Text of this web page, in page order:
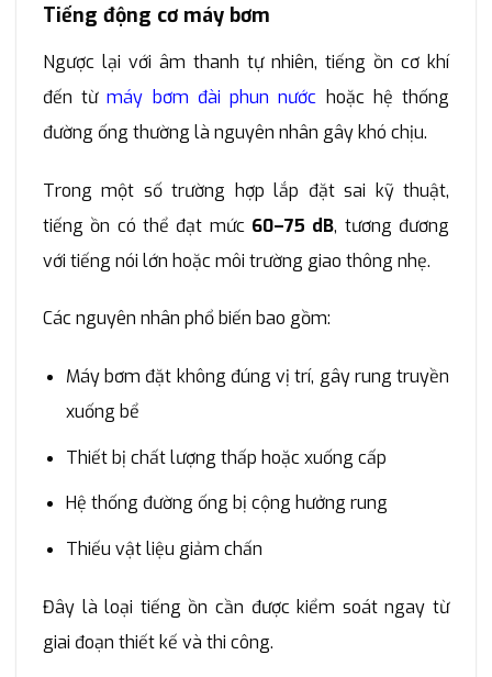
Tiếng động cơ máy bơm
Ngược lại với âm thanh tự nhiên, tiếng ồn cơ khí
đến từmáy bơm đài phun nước hoặc hệ thống
đường ống thường là nguyên nhân gây khó chịu.
Trong một số trường hợp lắp đặt sai kỹ thuật,
tiếng ồn có thể đạt mức 60–75 dB, tương đương
với tiếng nói lớn hoặc môi trường giao thông nhẹ.
Các nguyên nhân phổ biến bao gồm:
Máy bơm đặt không đúng vị trí, gây rung truyền
xuống bể
Thiết bị chất lượng thấp hoặc xuống cấp
Hệ thống đường ống bị cộng hưởng rung
Thiếu vật liệu giảm chấn
Đây là loại tiếng ồn cần được kiểm soát ngay từ
giai đoạn thiết kế và thi công.